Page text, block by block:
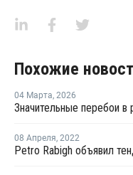
Похожие
04 Марта, 2026
08 Апреля, 2022